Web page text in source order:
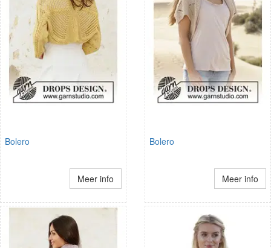
Bolero
Meer info
Bolero
Meer info